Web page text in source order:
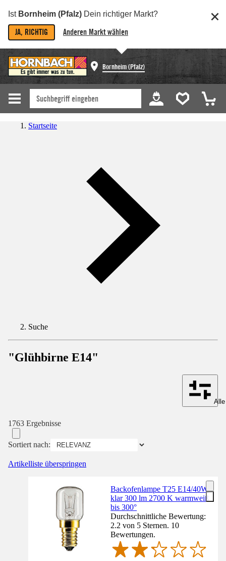
Ist Bornheim (Pfalz) Dein richtiger Markt?
JA, RICHTIG Anderen Markt wählen
Bornheim (Pfalz)
Startseite
Suche
"Glühbirne E14"
1763 Ergebnisse
Sortiert nach:
Artikelliste überspringen
Backofenlampe T25 E14/40W
klar 300 lm 2700 K warmweiß
bis 300°
Durchschnittliche Bewertung:
2.2 von 5 Sternen. 10
Bewertungen.